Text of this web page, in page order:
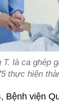
T. là ca ghép
thực hiện
Bệnh viện